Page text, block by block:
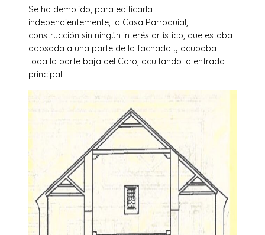
Se ha demolido, para edificarla
independientemente, la Casa Parroquial,
construcción sin ningún interés artístico, que estaba
adosada a una parte de la fachada y ocupaba
toda la parte baja del Coro, ocultando la entrada
principal.